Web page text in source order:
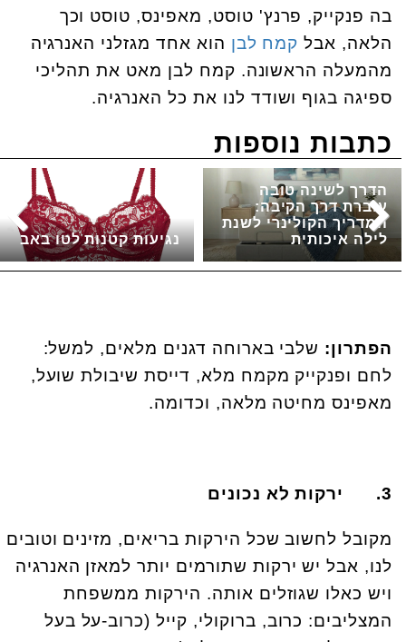
בה פנקייק, פרנץ' טוסט, מאפינס, טוסט וכך
הלאה, אבל קמח לבן הוא אחד מגזלני האנרגיה
מהמעלה הראשונה. קמח לבן מאט את תהליכי
ספיגה בגוף ושודד לנו את כל האנרגיה.
כתבות נוספות
נגיעות קטנות לטו באב
הדרך לשינה טובה
עוברת דרך הקיבה:
המדריך הקולינרי לשנת
לילה איכותית
הפתרון: שלבי בארוחה דגנים מלאים, למשל:
לחם ופנקייק מקמח מלא, דייסת שיבולת שועל,
מאפינס מחיטה מלאה, וכדומה.
3. ירקות לא נכונים
מקובל לחשוב שכל הירקות בריאים, מזינים וטובים
לנו, אבל יש ירקות שתורמים יותר למאזן האנרגיה
ויש כאלו שגוזלים אותה. הירקות ממשפחת
המצליבים: כרוב, ברוקולי, קייל (כרוב-על בעל